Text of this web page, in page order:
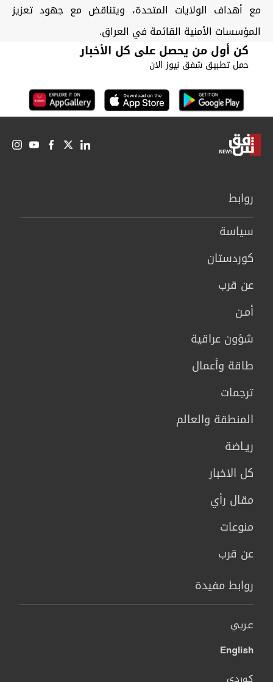
مع أهداف الولايات المتحدة، ويتناقض مع جهود تعزيز
المؤسسات الأمنية القائمة في العراق.
كن أول من يحصل على كل الأخبار
حمل تطبيق شفق نيوز الان
روابط
سیاسة
كوردستان
عن قرب
أمـن
شؤون عراقية
طاقة وأعمال
ترجمات
المنطقة والعالم
ريـاضة
كل الاخبار
مقال رأي
منوعات
عن قرب
روابط مفيدة
عربي
English